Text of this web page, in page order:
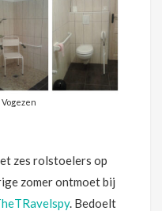
zes rolstoelers op
zomer ontmoet bij
. Bedoelt